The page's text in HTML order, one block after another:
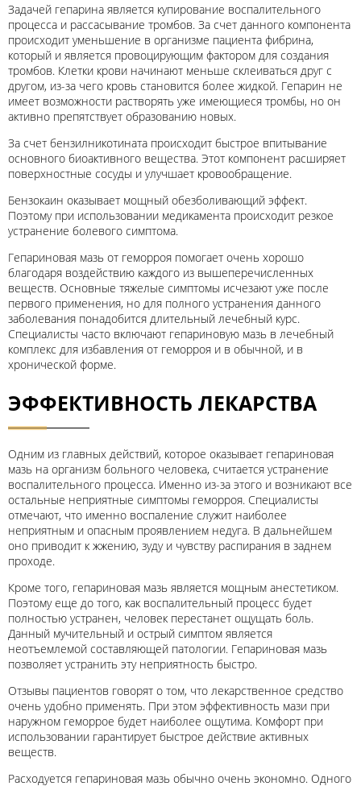
Задачей гепарина является купирование воспалительного
процесса и рассасывание тромбов. За счет данного компонента
происходит уменьшение в организме пациента фибрина,
который и является провоцирующим фактором для создания
тромбов. Клетки крови начинают меньше склеиваться друг с
другом, из-за чего кровь становится более жидкой. Гепарин не
имеет возможности растворять уже имеющиеся тромбы, но он
активно препятствует образованию новых.
За счет бензилникотината происходит быстрое впитывание
основного биоактивного вещества. Этот компонент расширяет
поверхностные сосуды и улучшает кровообращение.
Бензокаин оказывает мощный обезболивающий эффект.
Поэтому при использовании медикамента происходит резкое
устранение болевого симптома.
Гепариновая мазь от геморроя помогает очень хорошо
благодаря воздействию каждого из вышеперечисленных
веществ. Основные тяжелые симптомы исчезают уже после
первого применения, но для полного устранения данного
заболевания понадобится длительный лечебный курс.
Специалисты часто включают гепариновую мазь в лечебный
комплекс для избавления от геморроя и в обычной, и в
хронической форме.
ЭФФЕКТИВНОСТЬ ЛЕКАРСТВА
Одним из главных действий, которое оказывает гепариновая
мазь на организм больного человека, считается устранение
воспалительного процесса. Именно из-за этого и возникают все
остальные неприятные симптомы геморроя. Специалисты
отмечают, что именно воспаление служит наиболее
неприятным и опасным проявлением недуга. В дальнейшем
оно приводит к жжению, зуду и чувству распирания в заднем
проходе.
Кроме того, гепариновая мазь является мощным анестетиком.
Поэтому еще до того, как воспалительный процесс будет
полностью устранен, человек перестанет ощущать боль.
Данный мучительный и острый симптом является
неотъемлемой составляющей патологии. Гепариновая мазь
позволяет устранить эту неприятность быстро.
Отзывы пациентов говорят о том, что лекарственное средство
очень удобно применять. При этом эффективность мази при
наружном геморрое будет наиболее ощутима. Комфорт при
использовании гарантирует быстрое действие активных
веществ.
Расходуется гепариновая мазь обычно очень экономно. Одного